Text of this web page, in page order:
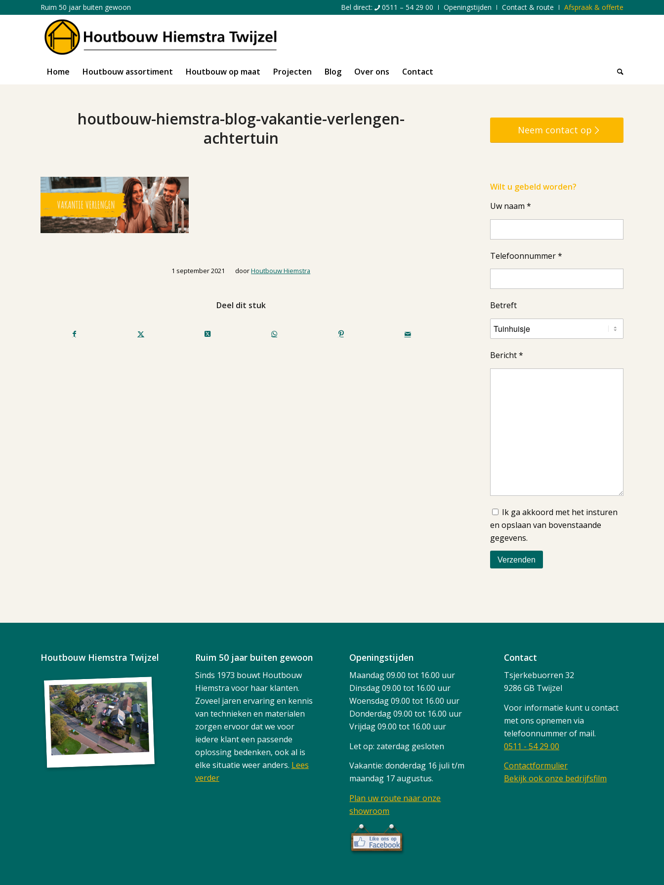
Bel direct: 0511 – 54 29 00 Openingstijden Contact & route Afspraak & offerte
Ruim 50 jaar buiten gewoon
Home Houtbouw assortiment Houtbouw op maat Projecten Blog Over ons Contact
houtbouw-hiemstra-blog-vakantie-verlengen-
achtertuin
1 september 2021
/ doorHoutbouw Hiemstra
Deel dit stuk
Neem contact op
Wilt u gebeld worden?
Uw naam *
Telefoonnummer *
Betreft
Bericht *
Ik ga akkoord met het insturen
en opslaan van bovenstaande
gegevens.
Houtbouw Hiemstra Twijzel Ruim 50 jaar buiten gewoon
Sinds 1973 bouwt Houtbouw
Hiemstra voor haar klanten.
Zoveel jaren ervaring en kennis
van technieken en materialen
zorgen ervoor dat we voor
iedere klant een passende
oplossing bedenken, ook al is
elke situatie weer anders. Lees
verder
Openingstijden
Maandag 09.00 tot 16.00 uur
Dinsdag 09.00 tot 16.00 uur
Woensdag 09.00 tot 16.00 uur
Donderdag 09.00 tot 16.00 uur
Vrijdag 09.00 tot 16.00 uur
Let op: zaterdag gesloten
Vakantie: donderdag 16 juli t/m
maandag 17 augustus.
Plan uw route naar onze
showroom
Contact
Tsjerkebuorren 32
9286 GB Twijzel
Voor informatie kunt u contact
met ons opnemen via
telefoonnummer of mail.
0511 - 54 29 00
Contactformulier
Bekijk ook onze bedrijfsfilm